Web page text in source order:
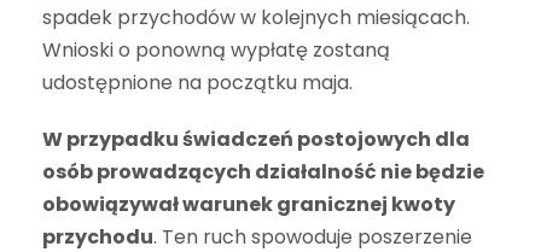
spadek przychodów w kolejnych miesiącach.
Wnioski o ponowną wypłatę zostaną
udostępnione na początku maja.
W przypadku świadczeń postojowych dla
osób prowadzących działalność nie będzie
obowiązywał warunek granicznej kwoty
przychodu. Ten ruch spowoduje poszerzenie